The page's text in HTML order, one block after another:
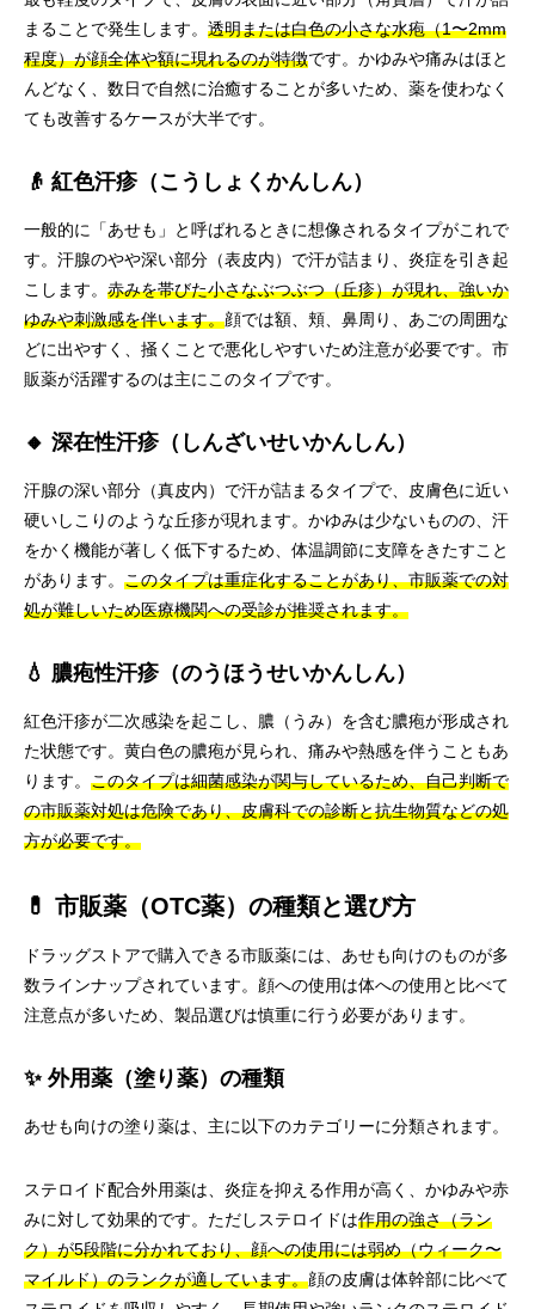
まることで発生します。 透明または白色の小さな水疱（1〜2mm
程度）が顔全体や額に現れるのが特徴です。かゆみや痛みはほと
んどなく、数日で自然に治癒することが多いため、薬を使わなく
ても改善するケースが大半です。
👴 紅色汗疹（こうしょくかんしん）
一般的に「あせも」と呼ばれるときに想像されるタイプがこれで
す。汗腺のやや深い部分（表皮内）で汗が詰まり、炎症を引き起
こします。 赤みを帯びた小さなぶつぶつ（丘疹）が現れ、強いか
ゆみや刺激感を伴います。顔では額、頬、鼻周り、あごの周囲な
どに出やすく、掻くことで悪化しやすいため注意が必要です。市
販薬が活躍するのは主にこのタイプです。
🔸 深在性汗疹（しんざいせいかんしん）
汗腺の深い部分（真皮内）で汗が詰まるタイプで、皮膚色に近い
硬いしこりのような丘疹が現れます。かゆみは少ないものの、汗
をかく機能が著しく低下するため、体温調節に支障をきたすこと
があります。 このタイプは重症化することがあり、市販薬での対
処が難しいため医療機関への受診が推奨されます。
💧 膿疱性汗疹（のうほうせいかんしん）
紅色汗疹が二次感染を起こし、膿（うみ）を含む膿疱が形成され
た状態です。黄白色の膿疱が見られ、痛みや熱感を伴うこともあ
ります。 このタイプは細菌感染が関与しているため、自己判断で
の市販薬対処は危険であり、皮膚科での診断と抗生物質などの処
方が必要です。
💊 市販薬（OTC薬）の種類と選び方
ドラッグストアで購入できる市販薬には、あせも向けのものが多
数ラインナップされています。顔への使用は体への使用と比べて
注意点が多いため、製品選びは慎重に行う必要があります。
✨ 外用薬（塗り薬）の種類
あせも向けの塗り薬は、主に以下のカテゴリーに分類されます。
ステロイド配合外用薬は、炎症を抑える作用が高く、かゆみや赤
みに対して効果的です。ただしステロイドは作用の強さ（ラン
ク）が5段階に分かれており、顔への使用には弱め（ウィーク〜
マイルド）のランクが適しています。顔の皮膚は体幹部に比べて